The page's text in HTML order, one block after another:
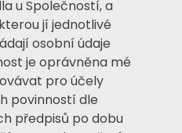
u Společností, a
jí jednotlivé
osobní údaje
je oprávněna mé
pro účely
povinností dle
předpisů po dobu